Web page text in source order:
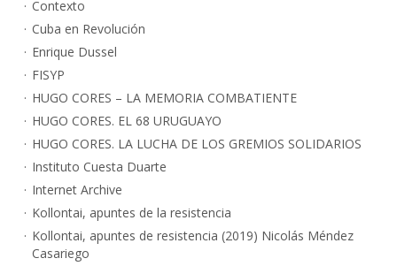
Contexto
Cuba en Revolución
Enrique Dussel
FISYP
HUGO CORES – LA MEMORIA COMBATIENTE
HUGO CORES. EL 68 URUGUAYO
HUGO CORES. LA LUCHA DE LOS GREMIOS SOLIDARIOS
Instituto Cuesta Duarte
Internet Archive
Kollontai, apuntes de la resistencia
Kollontai, apuntes de resistencia (2019) Nicolás Méndez
Casariego